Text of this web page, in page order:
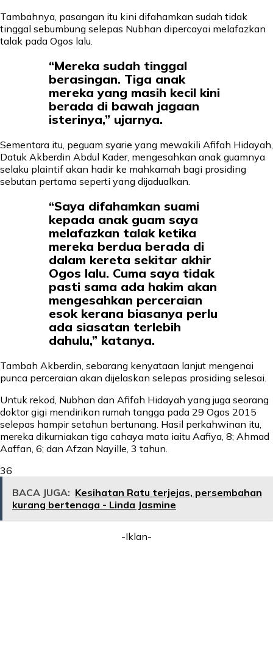
Tambahnya, pasangan itu kini difahamkan sudah tidak
tinggal sebumbung selepas Nubhan dipercayai melafazkan
talak pada Ogos lalu.
“Mereka sudah tinggal
berasingan. Tiga anak
mereka yang masih kecil kini
berada di bawah jagaan
isterinya,” ujarnya.
Sementara itu, peguam syarie yang mewakili Afifah Hidayah,
Datuk Akberdin Abdul Kader, mengesahkan anak guamnya
selaku plaintif akan hadir ke mahkamah bagi prosiding
sebutan pertama seperti yang dijadualkan.
“Saya difahamkan suami
kepada anak guam saya
melafazkan talak ketika
mereka berdua berada di
dalam kereta sekitar akhir
Ogos lalu. Cuma saya tidak
pasti sama ada hakim akan
mengesahkan perceraian
esok kerana biasanya perlu
ada siasatan terlebih
dahulu,” katanya.
Tambah Akberdin, sebarang kenyataan lanjut mengenai
punca perceraian akan dijelaskan selepas prosiding selesai.
Untuk rekod, Nubhan dan Afifah Hidayah yang juga seorang
doktor gigi mendirikan rumah tangga pada 29 Ogos 2015
selepas hampir setahun bertunang. Hasil perkahwinan itu,
mereka dikurniakan tiga cahaya mata iaitu Aafiya, 8; Ahmad
Aaffan, 6; dan Afzan Nayille, 3 tahun.
36
BACA JUGA: Kesihatan Ratu terjejas, persembahan
kurang bertenaga - Linda Jasmine
-Iklan-